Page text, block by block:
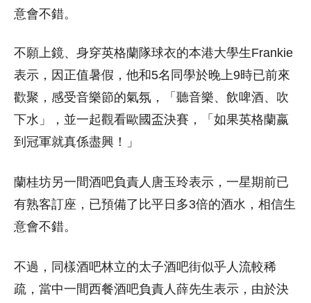
意會不錯。
不願上鏡、身穿英格蘭隊球衣的本港大學生Frankie
表示，因正值暑假，他和5名同學於晚上9時已前來
歡聚，感受音樂節的氣氛，「聽音樂、飲啤酒、吹
下水」，並一起觀看歐國盃決賽，「如果英格蘭嬴
到冠軍就真係盡興！」
蘭桂坊另一間酒吧負責人唐玉玲表示，一星期前已
有熟客訂座，已預備了比平日多3倍的酒水，相信生
意會不錯。
不過，同樣酒吧林立的太子酒吧街似乎人流較稀
疏，當中一間西餐酒吧負責人薛先生表示，由於決